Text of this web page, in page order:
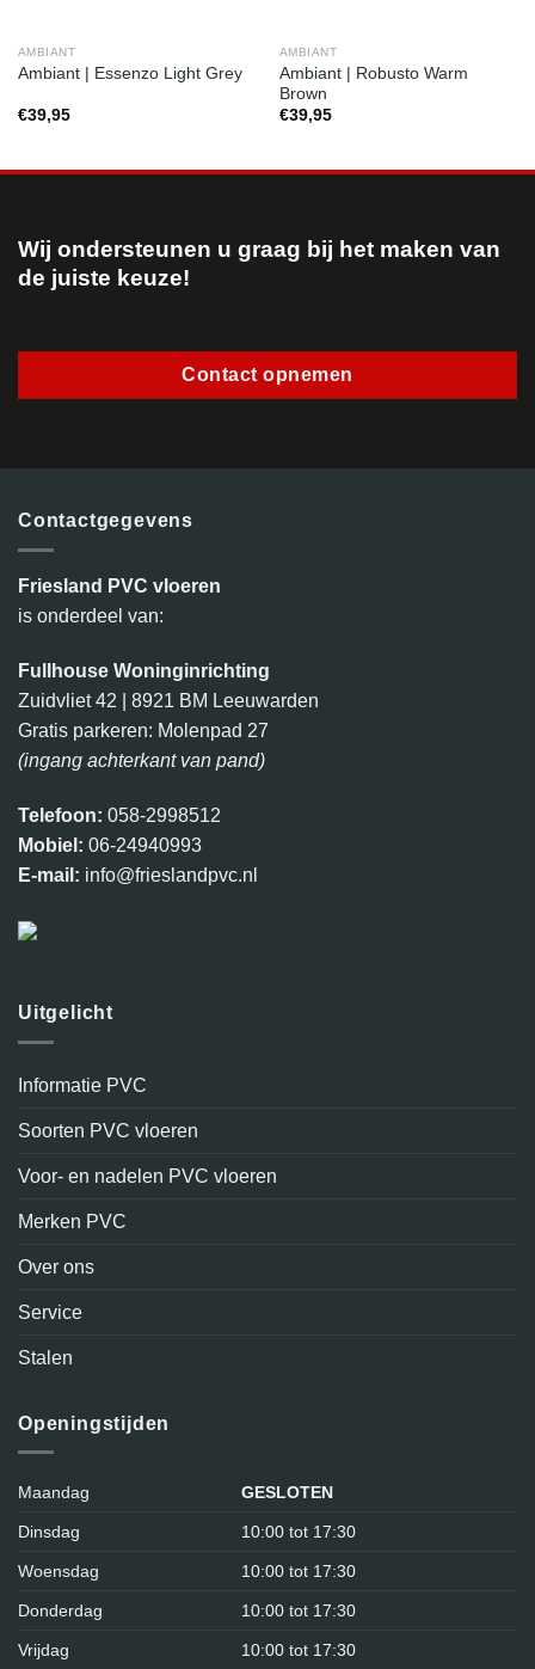
AMBIANT
Ambiant | Essenzo Light Grey
€39,95
AMBIANT
Ambiant | Robusto Warm
Brown
€39,95
Wij ondersteunen u graag bij het maken van
de juiste keuze!
Contact opnemen
Contactgegevens
Friesland PVC vloeren
is onderdeel van:
Fullhouse Woninginrichting
Zuidvliet 42 | 8921 BM Leeuwarden
Gratis parkeren: Molenpad 27
(ingang achterkant van pand)
Telefoon: 058-2998512
Mobiel: 06-24940993
E-mail: info@frieslandpvc.nl
Uitgelicht
Informatie PVC
Soorten PVC vloeren
Voor- en nadelen PVC vloeren
Merken PVC
Over ons
Service
Stalen
Openingstijden
Maandag GESLOTEN
Dinsdag 10:00 tot 17:30
Woensdag 10:00 tot 17:30
Donderdag 10:00 tot 17:30
Vrijdag 10:00 tot 17:30